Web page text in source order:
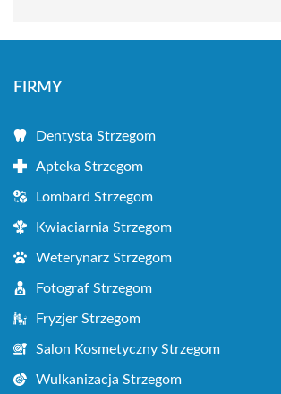
FIRMY
Dentysta Strzegom
Apteka Strzegom
Lombard Strzegom
Kwiaciarnia Strzegom
Weterynarz Strzegom
Fotograf Strzegom
Fryzjer Strzegom
Salon Kosmetyczny Strzegom
Wulkanizacja Strzegom